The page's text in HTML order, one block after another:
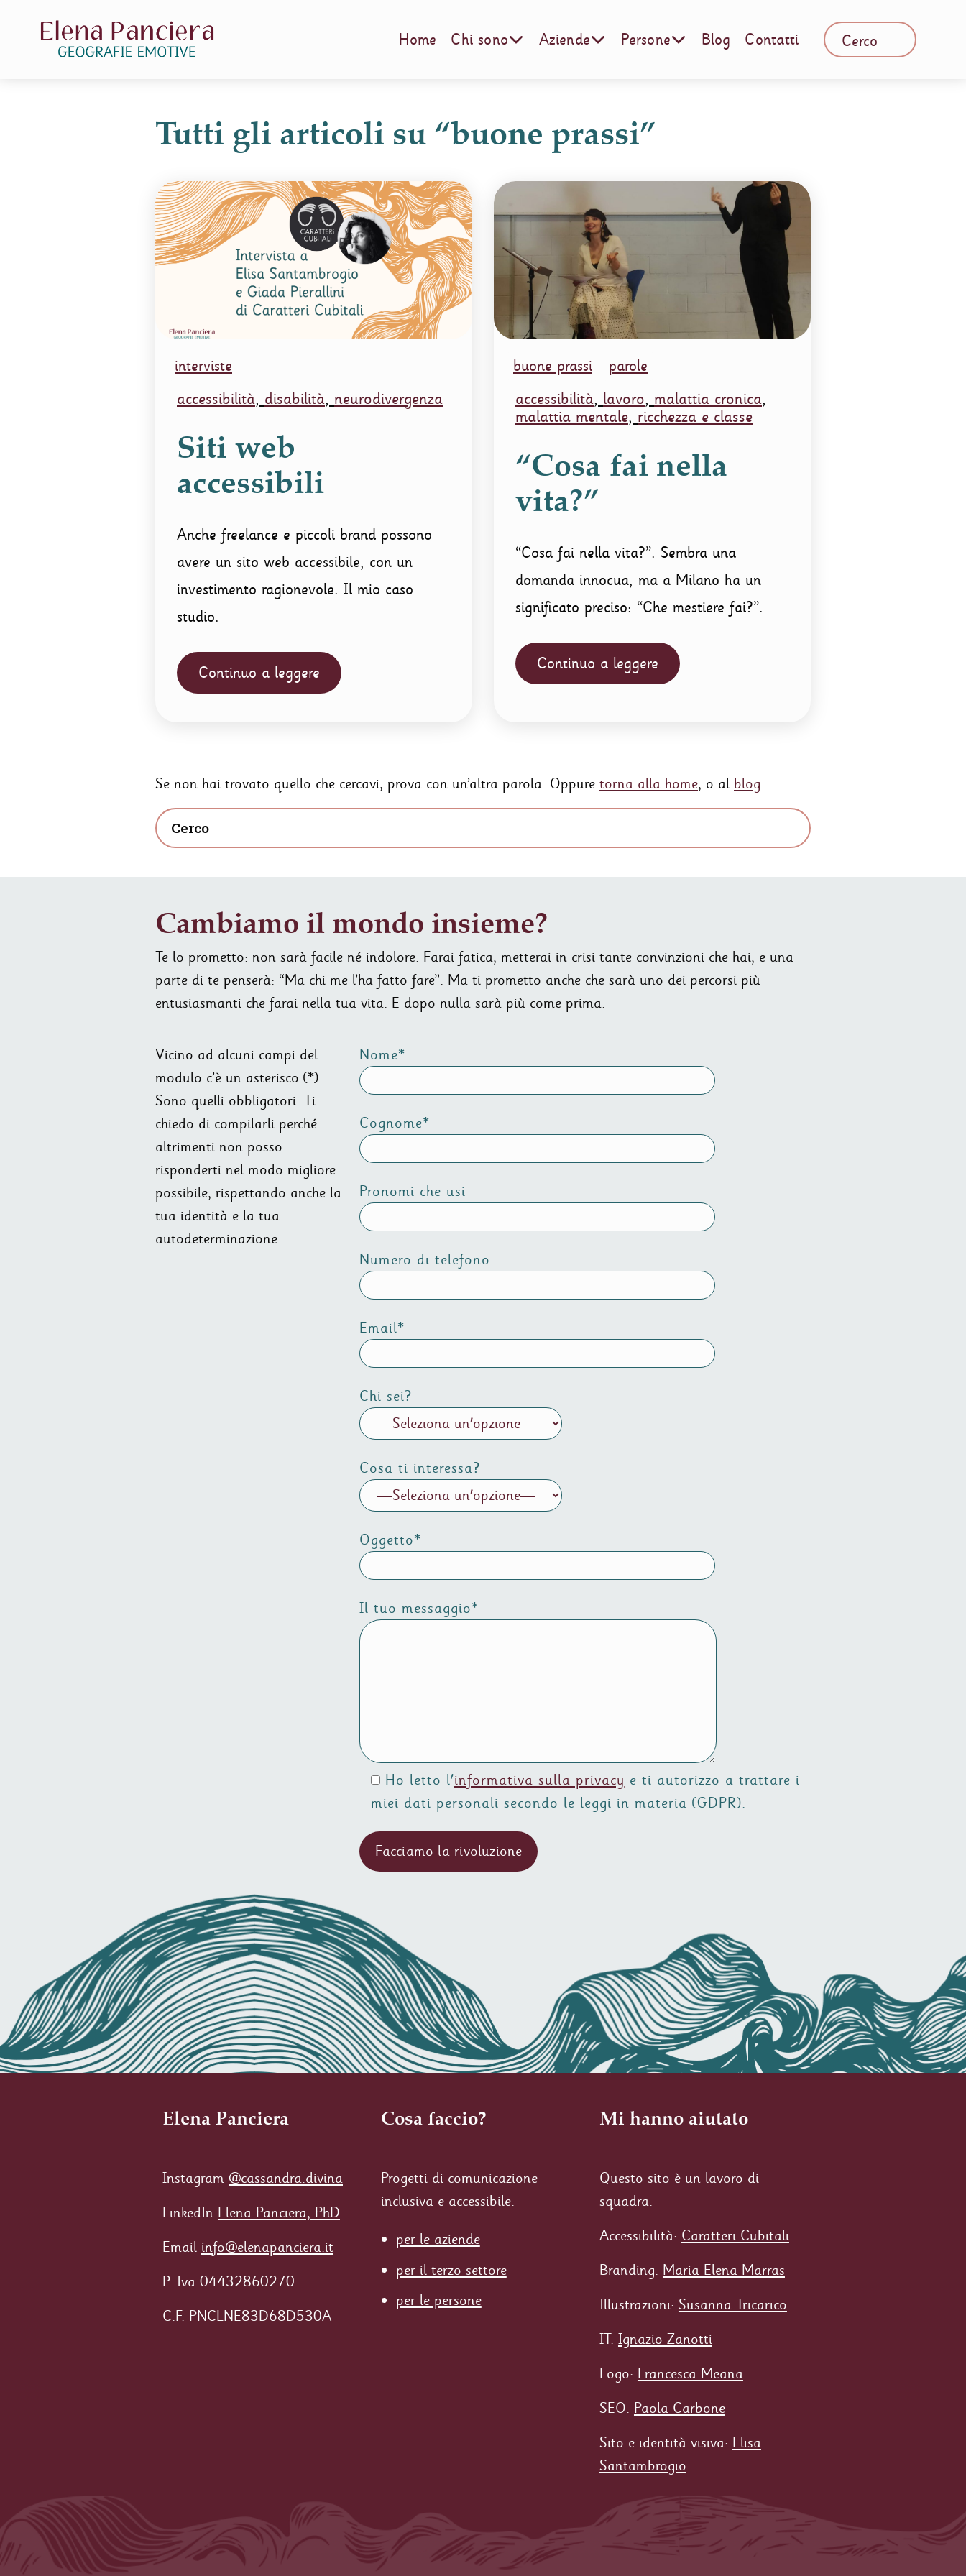
Home Chi sono Aziende Persone Blog Contatti
Tutti gli articoli su “buone prassi”
interviste
accessibilità, disabilità, neurodivergenza
Siti web
accessibili
Anche freelance e piccoli brand possono
avere un sito web accessibile, con un
investimento ragionevole. Il mio caso
studio.
Continuo a leggere
buone prassi parole
accessibilità, lavoro, malattia cronica,
malattia mentale, ricchezza e classe
“Cosa fai nella
vita?”
“Cosa fai nella vita?”. Sembra una
domanda innocua, ma a Milano ha un
significato preciso: “Che mestiere fai?”.
Continuo a leggere
Se non hai trovato quello che cercavi, prova con un’altra parola. Oppure torna alla home, o al blog.
Cambiamo il mondo insieme?
Te lo prometto: non sarà facile né indolore. Farai fatica, metterai in crisi tante convinzioni che hai, e una
parte di te penserà: “Ma chi me l’ha fatto fare”. Ma ti prometto anche che sarà uno dei percorsi più
entusiasmanti che farai nella tua vita. E dopo nulla sarà più come prima.
Vicino ad alcuni campi del
modulo c’è un asterisco (*).
Sono quelli obbligatori. Ti
chiedo di compilarli perché
altrimenti non posso
risponderti nel modo migliore
possibile, rispettando anche la
tua identità e la tua
autodeterminazione.
Nome*
Cognome*
Pronomi che usi
Numero di telefono
Email*
Chi sei?
Cosa ti interessa?
Oggetto*
Il tuo messaggio*
Ho letto l'informativa sulla privacy e ti autorizzo a trattare i
miei dati personali secondo le leggi in materia (GDPR).
Elena Panciera
Instagram @cassandra.divina
LinkedIn Elena Panciera, PhD
Email info@elenapanciera.it
P. Iva 04432860270
C.F. PNCLNE83D68D530A
Cosa faccio?
Progetti di comunicazione
inclusiva e accessibile:
per le aziende
per il terzo settore
per le persone
Mi hanno aiutato
Questo sito è un lavoro di
squadra:
Accessibilità: Caratteri Cubitali
Branding: Maria Elena Marras
Illustrazioni: Susanna Tricarico
IT: Ignazio Zanotti
Logo: Francesca Meana
SEO: Paola Carbone
Sito e identità visiva: Elisa
Santambrogio